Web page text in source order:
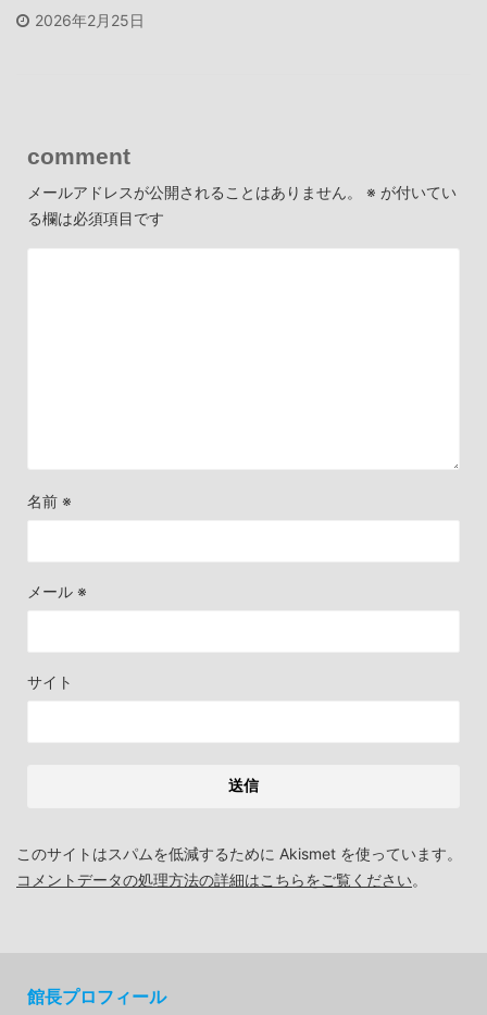
2026年2月25日
comment
メールアドレスが公開されることはありません。 ※ が付いてい
る欄は必須項目です
名前 ※
メール ※
サイト
このサイトはスパムを低減するために Akismet を使っています。
コメントデータの処理方法の詳細はこちらをご覧ください。
館長プロフィール